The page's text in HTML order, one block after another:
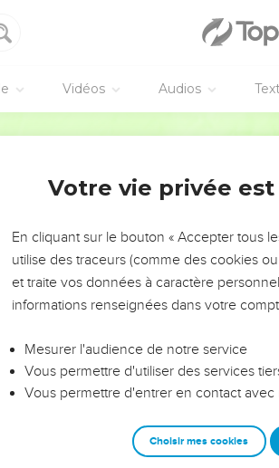
Vidéos Audios
L’ÉVÉNEMENT DE
VOUS ÉVITER LES VOTRES ?
pour leurs réussites, leur impact, leur foi ou leur
les saisons difficiles qu'ils ont traversés, alors
entrepreneurs, et responsables reviennent sur
les clés pour avancer avec plus de sagesse
vous guidiez un ministère, une équipe, un
Votre vie privée
En cliquant sur le bouton « Accepter tous
utilise des traceurs (comme des cookies
et traite vos données à caractère
informations renseignées dans votre
Mesurer l'audience de notre service
Vous permettre d'utiliser des services
Vous permettre d'entrer en contact
Choisir mes cookies